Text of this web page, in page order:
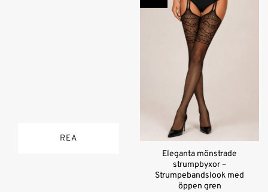
REA
Eleganta mönstrade
strumpbyxor –
Strumpebandslook med
öppen gren